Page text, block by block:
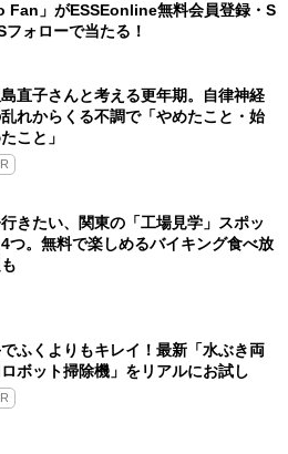
Fan」がESSEonline無料会員登録・S
フォローで当たる！
直子さんと考える更年期。自律神経
れからくる不調で「やめたこと・始
こと」
きたい、関東の「工場見学」スポッ
4つ。無料で楽しめるバイキング食べ放
ふくよりもキレイ！最新「水ぶき両
ボット掃除機」をリアルにお試し